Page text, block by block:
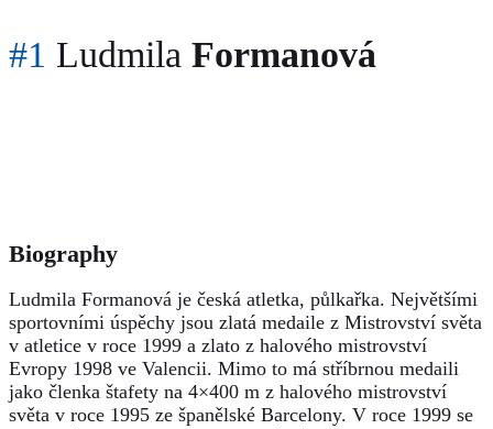
#1 Ludmila Formanová
Biography
Ludmila Formanová je česká atletka, půlkařka. Největšími
sportovními úspěchy jsou zlatá medaile z Mistrovství světa
v atletice v roce 1999 a zlato z halového mistrovství
Evropy 1998 ve Valencii. Mimo to má stříbrnou medaili
jako členka štafety na 4×400 m z halového mistrovství
světa v roce 1995 ze španělské Barcelony. V roce 1999 se